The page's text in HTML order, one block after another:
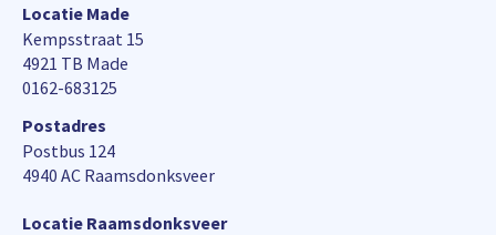
Locatie Made
Kempsstraat 15
4921 TB Made
0162-683125
Postadres
Postbus 124
4940 AC Raamsdonksveer
Locatie Raamsdonksveer